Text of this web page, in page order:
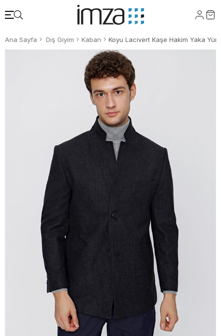
Ana Sayfa Dış Giyim Kaban